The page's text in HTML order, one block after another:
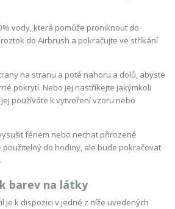
vody, která pomůže proniknout do
do Airbrush a pokračujte ve stříkání
na stranu a poté nahoru a dolů, abyste
pokrytí. Nebo jej nastříkejte jakýmkoli
používáte k vytvoření vzoru nebo
fénem nebo nechat přirozeně
do hodiny, ale bude pokračovat
barev na látky
je k dispozici v jedné z níže uvedených